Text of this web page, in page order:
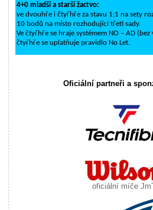
4+0 mladší a starší žactvo:
ve dvouhře i čtyřhře za stavu 1:1 na sety
10 bodů na místo rozhodující třetí sady.
Ve čtyřhře se hraje systémem NO – AD
čtyřhře se uplatňuje pravidlo No Let.
Oficiální partneři a
oficiální míče